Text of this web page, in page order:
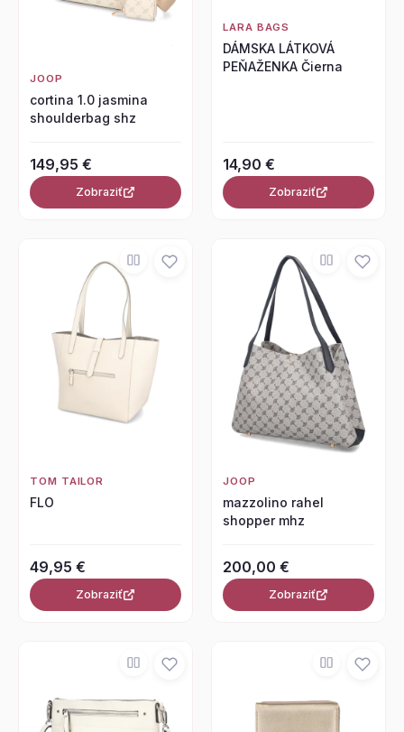
JOOP
cortina 1.0 jasmina
shoulderbag shz
149,95 €
Zobraziť
LARA BAGS
DÁMSKA LÁTKOVÁ
PEŇAŽENKA Čierna
14,90 €
Zobraziť
TOM TAILOR
FLO
49,95 €
Zobraziť
JOOP
mazzolino rahel
shopper mhz
200,00 €
Zobraziť